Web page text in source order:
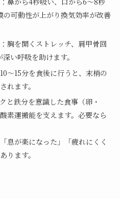
可動性が上がり換気効率が改善
：胸を開くストレッチ、肩甲骨回
い呼吸を助けます。
10〜15分を食後に行うと、末梢の
れます。
と鉄分を意識した食事（卵・
素運搬能を支えます。必要なら
息が楽になった」「疲れにくく
ります。